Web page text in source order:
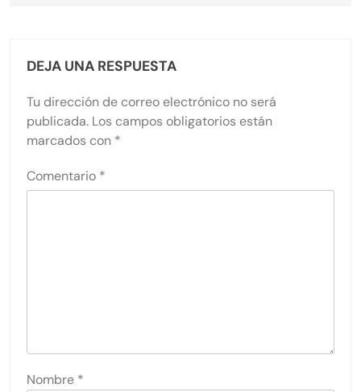
DEJA UNA RESPUESTA
Tu dirección de correo electrónico no será
publicada. Los campos obligatorios están
marcados con *
Comentario *
Nombre *